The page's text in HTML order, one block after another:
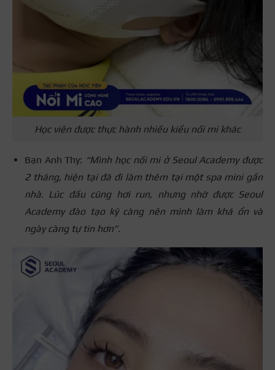
Học viên được thực hành nhiều kiểu nối mi khác
Bạn Anh Thy: “Mình học nối mi ở Seoul Academy được
2 tháng, hiện tại đã đi làm thêm tại một spa mini gần
nhà. Lúc đầu cũng hơi run, nhưng nhờ được Seoul
Academy đào tạo kỹ càng nên mình làm khá ổn và
ngày càng tự tin hơn”.